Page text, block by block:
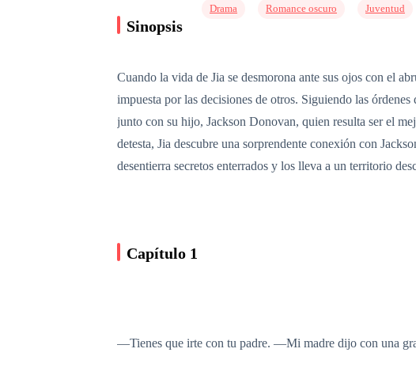
Sinopsis
Drama Romance oscuro Juventud
Cuando la vida de Jia se desmorona ante sus ojos con el
impuesta por las decisiones de otros. Siguiendo las
junto con su hijo, Jackson Donovan, quien resulta ser el
detesta, Jia descubre una sorprendente conexión con
desentierra secretos enterrados y los lleva a un territorio
Capítulo 1
—Tienes que irte con tu padre. —Mi madre dijo con una